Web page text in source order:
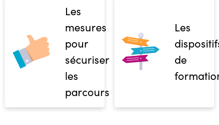
Les
mesures
pour
sécuriser
les
parcours
Les
de